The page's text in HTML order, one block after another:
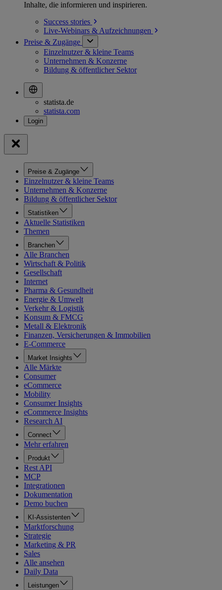
Inhalte, die informieren und inspirieren.
Success stories
Live-Webinars & Aufzeichnungen
Preise & Zugänge
Einzelnutzer & kleine Teams
Unternehmen & Konzerne
Bildung & öffentlicher Sektor
statista.de
statista.com
Preise & Zugänge
Einzelnutzer & kleine Teams
Unternehmen & Konzerne
Bildung & öffentlicher Sektor
Statistiken
Aktuelle Statistiken
Themen
Branchen
Alle Branchen
Wirtschaft & Politik
Gesellschaft
Internet
Pharma & Gesundheit
Energie & Umwelt
Verkehr & Logistik
Konsum & FMCG
Metall & Elektronik
Finanzen, Versicherungen & Immobilien
E-Commerce
Market Insights
Alle Märkte
Consumer
eCommerce
Mobility
Consumer Insights
eCommerce Insights
Research AI
Connect
Mehr erfahren
Produkt
Rest API
MCP
Integrationen
Dokumentation
Demo buchen
KI-Assistenten
Marktforschung
Strategie
Marketing & PR
Sales
Alle ansehen
Daily Data
Leistungen